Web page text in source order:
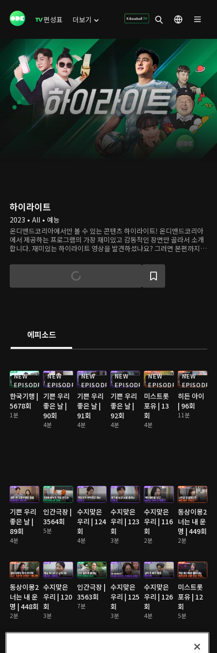
편성표 더보기
하이라이트
2023 • All • 예능
온디맨드코리아에서만 볼 수 있는 콘텐츠 하이라이트! 온디맨드코리아
에서 제공하는 프로그램의 가장 재미있고 감동적인 장면만 골라서 소개
합니다. 재미있는 하이라이트 영상을 발견하셨나요? 그러면 본편까지
에피소드
NEW
EPISODE
한국기행 |
5678회
1분
NEW
EPISODE
기쁜 우리
좋은 날 |
90회
4분
NEW
EPISODE
기쁜 우리
좋은 날 |
91회
4분
NEW
EPISODE
기쁜 우리
좋은 날 |
92회
4분
NEW
EPISODE
미스트롯
포유 | 13
회
4분
NEW
EPISODE
히든 아이
| 96회
11분
기쁜 우리
좋은 날 |
89회
4분
인간극장 |
3564회
5분
수지맞은
우리 | 124
회
4분
수지맞은
우리 | 123
회
3분
수지맞은
우리 | 116
회
2분
동상이몽2
너는 내 운
명 | 449회
2분
동상이몽2
너는 내 운
명 | 448회
2분
수지맞은
우리 | 120
회
3분
인간극장 |
3563회
7분
수지맞은
우리 | 125
회
3분
수지맞은
우리 | 126
회
4분
미스트롯
포유 | 12
회
5분